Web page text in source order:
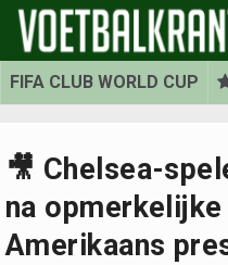
FIFA CLUB WORLD CUP
🎥 Chelsea-
na
Amerikaans